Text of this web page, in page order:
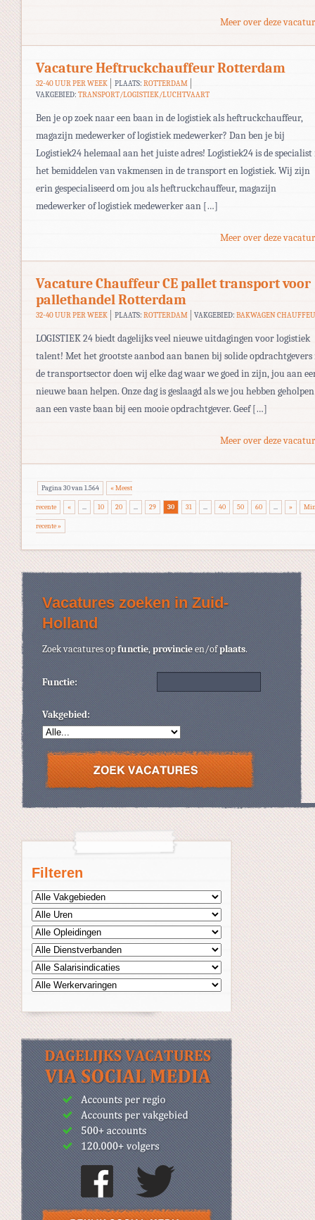
Filteren
Meer over deze
Vacature Heftruckchauffeur Rotterdam
32-40 UUR PER WEEK PLAATS: ROTTERDAM
VAKGEBIED: TRANSPORT/LOGISTIEK/LUCHTVAART
Ben je op zoek naar een baan in de logistiek als heftruckchauffeur,
magazijn medewerker of logistiek medewerker? Dan ben je bij
Logistiek24 helemaal aan het juiste adres! Logistiek24 is de
het bemiddelen van vakmensen in de transport en logistiek. Wij zijn
erin gespecialiseerd om jou als heftruckchauffeur, magazijn
medewerker of logistiek medewerker aan […]
Meer over deze
Vacature Chauffeur CE pallet transport voor
pallethandel Rotterdam
32-40 UUR PER WEEK PLAATS: ROTTERDAM VAKGEBIED:BAKWAGEN
LOGISTIEK 24 biedt dagelijks veel nieuwe uitdagingen voor logistiek
talent! Met het grootste aanbod aan banen bij solide opdrachtgevers
de transportsector doen wij elke dag waar we goed in zijn, jou aan
nieuwe baan helpen. Onze dag is geslaagd als we jou hebben geholpen
aan een vaste baan bij een mooie opdrachtgever. Geef […]
Meer over deze
Pagina 30 van 1.564 « Meest
recente « ... 10 20 ... 29 30 31 ... 40 50 60 ... »
recente »
Vacatures zoeken in Zuid-
Holland
Zoek vacatures opfunctie,provincieen/ofplaats.
Functie:
Vakgebied: